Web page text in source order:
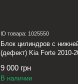
ID товара: 1025550
Блок цилиндров с
(дефект) Kia Forte 2010-
9 000 грн
В наличии